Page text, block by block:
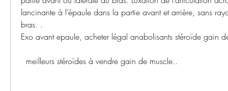
lancinante à l’épaule dans la partie avant et arrière, sans
bras. .
Exo avant epaule, acheter légal anabolisants stéroïde gain
  meilleurs stéroïdes à vendre gain de muscle..